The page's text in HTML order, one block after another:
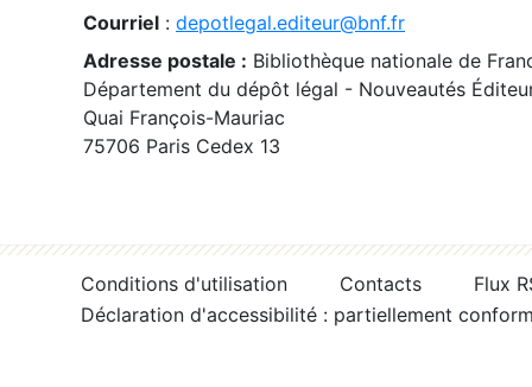
Courriel : depotlegal.editeur@bnf.fr
Adresse postale : Bibliothèque nationale de
Département du dépôt légal - Nouveautés
Quai François-Mauriac
75706 Paris Cedex 13
Conditions d'utilisation Contacts
Flux
Déclaration d'accessibilité : partiellement